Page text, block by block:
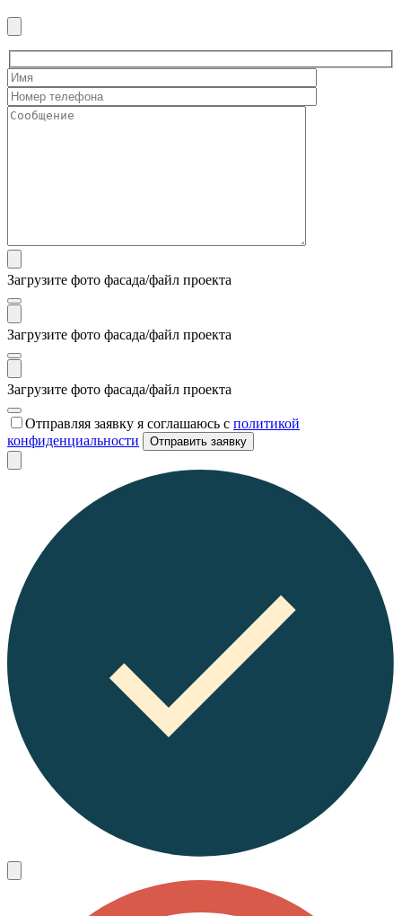
Загрузите фото фасада/файл проекта
Загрузите фото фасада/файл проекта
Загрузите фото фасада/файл проекта
Отправляя заявку я соглашаюсь с политикой
конфиденциальности
Отправить заявку